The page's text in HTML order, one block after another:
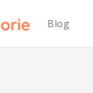
Blog